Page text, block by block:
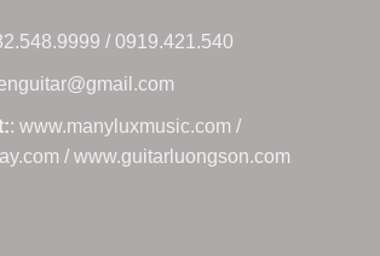
/ 0919.421.540
: www.manyluxmusic.com /
/ www.guitarluongson.com